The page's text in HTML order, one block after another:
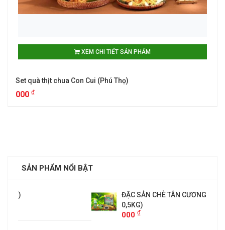
XEM CHI TIẾT SẢN PHẨM
Set quà thịt chua Con Cui (Phú Thọ)
000 ₫
SẢN PHẨM NỔI BẬT
ĐẶC SẢN CHÈ TÂN CƯƠNG THÁI NGUYÊN(TÚI